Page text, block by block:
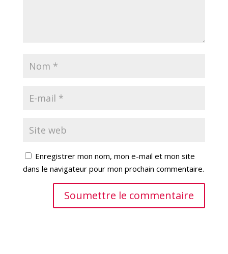
Enregistrer mon nom, mon e-mail et mon site
dans le navigateur pour mon prochain commentaire.
Soumettre le commentaire